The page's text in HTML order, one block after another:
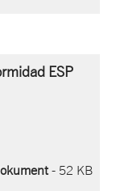
ESP
- 52 KB